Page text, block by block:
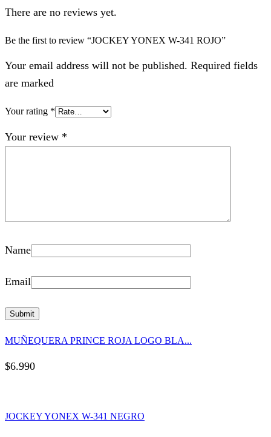
There are no reviews yet.
Be the first to review “JOCKEY YONEX W-341 ROJO”
Your email address will not be published. Required fields
are marked
Your rating *
Your review *
Name
Email
MUÑEQUERA PRINCE ROJA LOGO BLA...
$6.990
JOCKEY YONEX W-341 NEGRO